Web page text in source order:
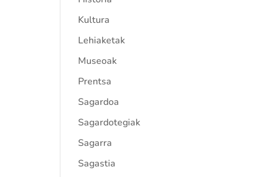
Kultura
Lehiaketak
Museoak
Prentsa
Sagardoa
Sagardotegiak
Sagarra
Sagastia